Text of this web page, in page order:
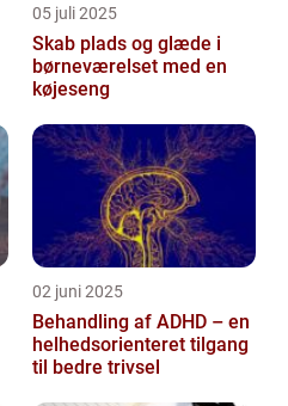
05 juli 2025
Skab plads og glæde i
børneværelset med en
køjeseng
02 juni 2025
Behandling af ADHD – en
helhedsorienteret tilgang
til bedre trivsel